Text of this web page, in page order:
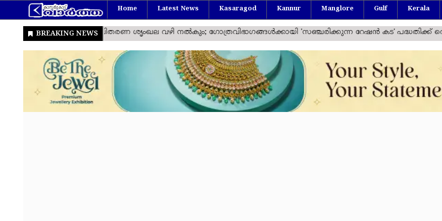
Home Latest News Kasaragod Kannur Manglore Gulf Kerala